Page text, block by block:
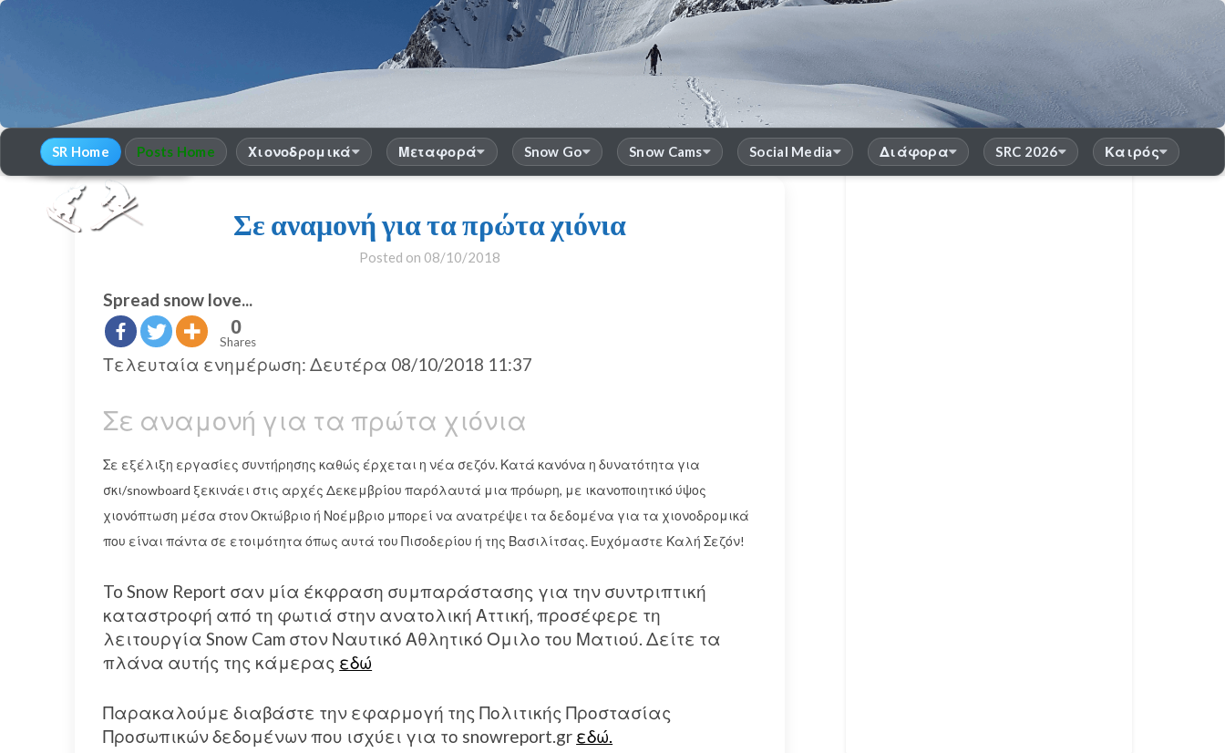
30χρόνια Snow Report
season 2025-26
SR Home Posts Home Χιονοδρομικά Μεταφορά Snow Go Snow Cams Social Media Διάφορα SRC 2026 Καιρός
Σε αναμονή για τα πρώτα χιόνια
Posted on 08/10/2018
Spread snow love...
0
Shares
Τελευταία ενημέρωση: Δευτέρα 08/10/2018 11:37
Σε αναμονή για τα πρώτα χιόνια
Σε εξέλιξη εργασίες συντήρησης καθώς έρχεται η νέα σεζόν. Κατά κανόνα η δυνατότητα για
σκι/snowboard ξεκινάει στις αρχές Δεκεμβρίου παρόλαυτά μια πρόωρη, με ικανοποιητικό ύψος
χιονόπτωση μέσα στον Οκτώβριο ή Νοέμβριο μπορεί να ανατρέψει τα δεδομένα για τα χιονοδρομικά
που είναι πάντα σε ετοιμότητα όπως αυτά του Πισοδερίου ή της Βασιλίτσας. Ευχόμαστε Καλή Σεζόν!
To Snow Report σαν μία έκφραση συμπαράστασης για την συντριπτική
καταστροφή από τη φωτιά στην ανατολική Αττική, προσέφερε τη
λειτουργία Snow Cam στον Ναυτικό Αθλητικό Ομιλο του Ματιού. Δείτε τα
πλάνα αυτής της κάμερας εδώ
Παρακαλούμε διαβάστε την εφαρμογή της Πολιτικής Προστασίας
Προσωπικών δεδομένων που ισχύει για το snowreport.gr εδώ.